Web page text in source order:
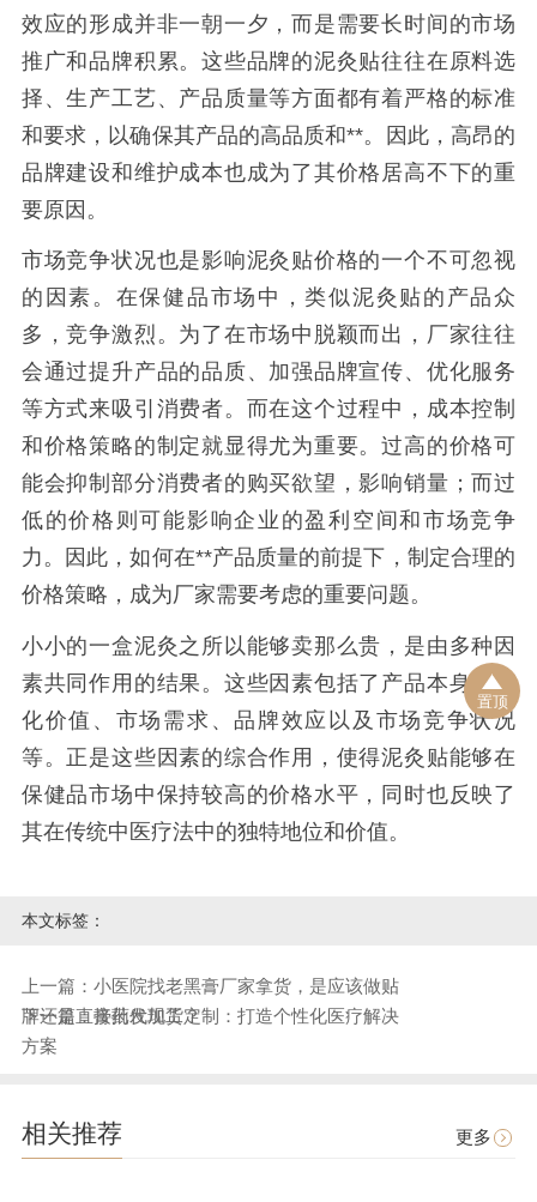
效应的形成并非一朝一夕，而是需要长时间的市场
推广和品牌积累。这些品牌的泥灸贴往往在原料选
择、生产工艺、产品质量等方面都有着严格的标准
和要求，以确保其产品的高品质和**。因此，高昂的
品牌建设和维护成本也成为了其价格居高不下的重
要原因。
市场竞争状况也是影响泥灸贴价格的一个不可忽视
的因素。在保健品市场中，类似泥灸贴的产品众
多，竞争激烈。为了在市场中脱颖而出，厂家往往
会通过提升产品的品质、加强品牌宣传、优化服务
等方式来吸引消费者。而在这个过程中，成本控制
和价格策略的制定就显得尤为重要。过高的价格可
能会抑制部分消费者的购买欲望，影响销量；而过
低的价格则可能影响企业的盈利空间和市场竞争
力。因此，如何在**产品质量的前提下，制定合理的
价格策略，成为厂家需要考虑的重要问题。
小小的一盒泥灸之所以能够卖那么贵，是由多种因
素共同作用的结果。这些因素包括了产品本身的文
化价值、市场需求、品牌效应以及市场竞争状况
等。正是这些因素的综合作用，使得泥灸贴能够在
保健品市场中保持较高的价格水平，同时也反映了
其在传统中医疗法中的独特地位和价值。
本文标签：
上一篇：小医院找老黑膏厂家拿货，是应该做贴
牌还是直接批发现货？
下一篇：膏药代加工定制：打造个性化医疗解决
方案
相关推荐 更多
置顶